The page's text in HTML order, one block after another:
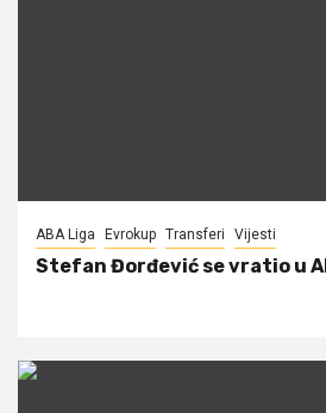
ABA Liga Evrokup Transferi Vijesti
Stefan Đorđević se vratio u